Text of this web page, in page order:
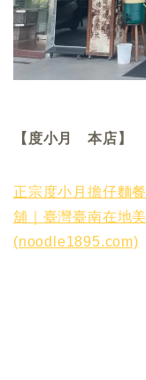
【度小月 本店】
正宗度小月擔仔麵
舖｜臺灣臺南在地
(noodle1895.com)